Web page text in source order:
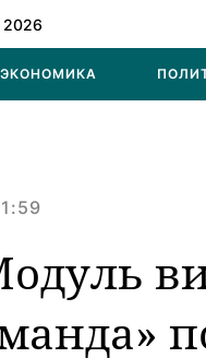
2026
ЭКОНОМИКА